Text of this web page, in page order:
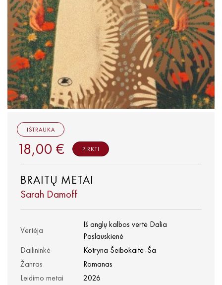
BRAITŲ METAI
Sarah Damoff
Vertėja
Iš anglų kalbos vertė Dalia
Paslauskienė
Dailininkė
Kotryna Šeibokaitė-Ša
Žanras
Romanas
Leidimo metai
2026
IŠTRAUKA
18,00 € PIRKTI